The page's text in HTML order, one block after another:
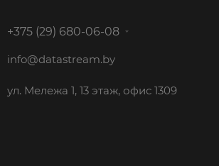
+375 (29) 680-06-08
info@datastream.by
ул. Мележа 1, 13 этаж, офис 1309